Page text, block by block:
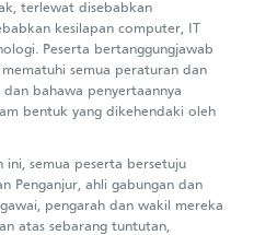
terlewat disebabkan
kesilapan computer, IT
Peserta bertanggungjawab
semua peraturan dan
bahawa penyertaannya
bentuk yang dikehendaki oleh
ini, semua peserta bersetuju
Penganjur, ahli gabungan dan
pengarah dan wakil mereka
atas sebarang tuntutan,